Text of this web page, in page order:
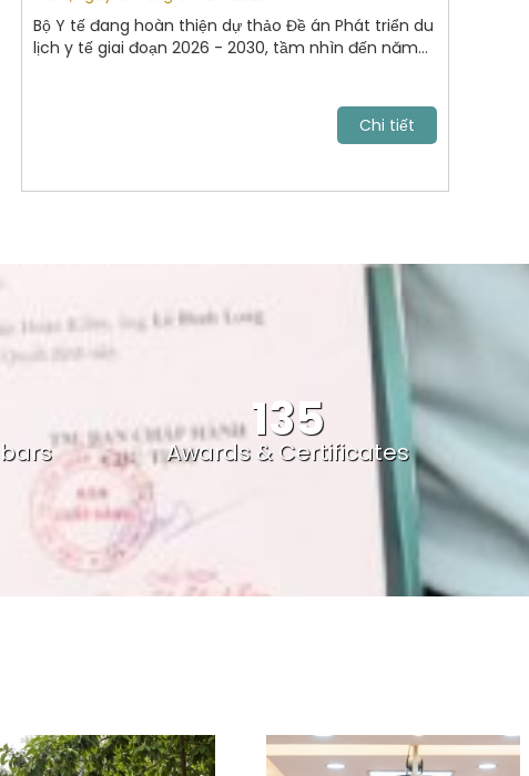
Bộ Y tế đang hoàn thiện dự thảo Đề án Phát triển du
lịch y tế giai đoạn 2026 - 2030, tầm nhìn đến năm
vực Đông Nam Á và vươn lên nhóm dẫn đầu châu
Chi tiết
135
Awards & Certificates